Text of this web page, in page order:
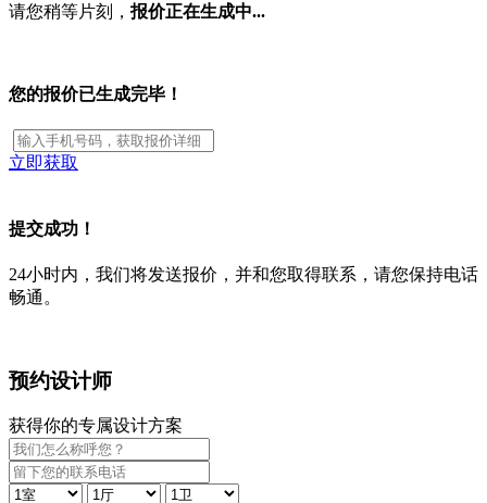
请您稍等片刻， 报价正在生成中...
您的报价已生成完毕！
立即获取
提交成功！
24小时内，我们将发送报价，并和您取得联系，请您保持电话
畅通。
预约设计师
获得你的专属设计方案